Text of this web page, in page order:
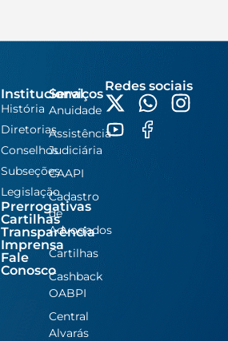
Institucional
História
Diretorias
Conselhos
Subseções
Legislação
Prerrogativas
Cartilhas
Transparência
Imprensa
Fale
Conosco
Serviços
Anuidade
Assistência
Judiciária
CAAPI
Cadastro
de
Advogados
Cartilhas
Cashback
OABPI
Central
Alvarás
Redes sociais